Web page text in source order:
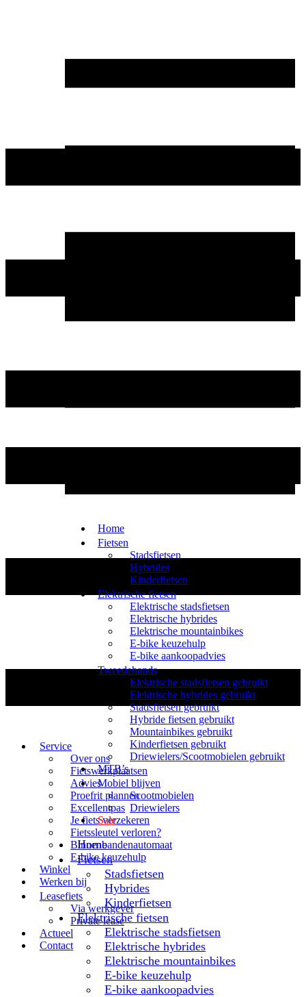
Service
Over ons
Fietswerkplaatsen
Advies
Proefrit plannen
Excellentpas
Je fiets verzekeren
Fietssleutel verloren?
Binnenbandenautomaat
E-bike keuzehulp
Winkel
Werken bij
Leasefiets
Via werkgever
Private lease
Actueel
Contact
Home
Fietsen
Stadsfietsen
Hybrides
Kinderfietsen
Elektrische fietsen
Elektrische stadsfietsen
Elektrische hybrides
Elektrische mountainbikes
E-bike keuzehulp
E-bike aankoopadvies
Tweedehands
Elektrische stadsfietsen gebruikt
Elektrische hybrides gebruikt
Stadsfietsen gebruikt
Hybride fietsen gebruikt
Mountainbikes gebruikt
Kinderfietsen gebruikt
Driewielers/Scootmobielen gebruikt
MTB’s
Mobiel blijven
Scootmobielen
Driewielers
Sale
Home
Fietsen
Stadsfietsen
Hybrides
Kinderfietsen
Elektrische fietsen
Elektrische stadsfietsen
Elektrische hybrides
Elektrische mountainbikes
E-bike keuzehulp
E-bike aankoopadvies